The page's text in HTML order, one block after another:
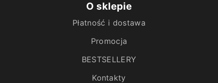
O sklepie
Płatność i dostawa
Promocja
BESTSELLERY
Kontakty